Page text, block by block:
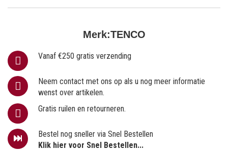
Merk:TENCO
Vanaf €250 gratis verzending
Neem contact met ons op als u nog meer informatie
wenst over artikelen.
Gratis ruilen en retourneren.
Bestel nog sneller via Snel Bestellen
Klik hier voor Snel Bestellen...